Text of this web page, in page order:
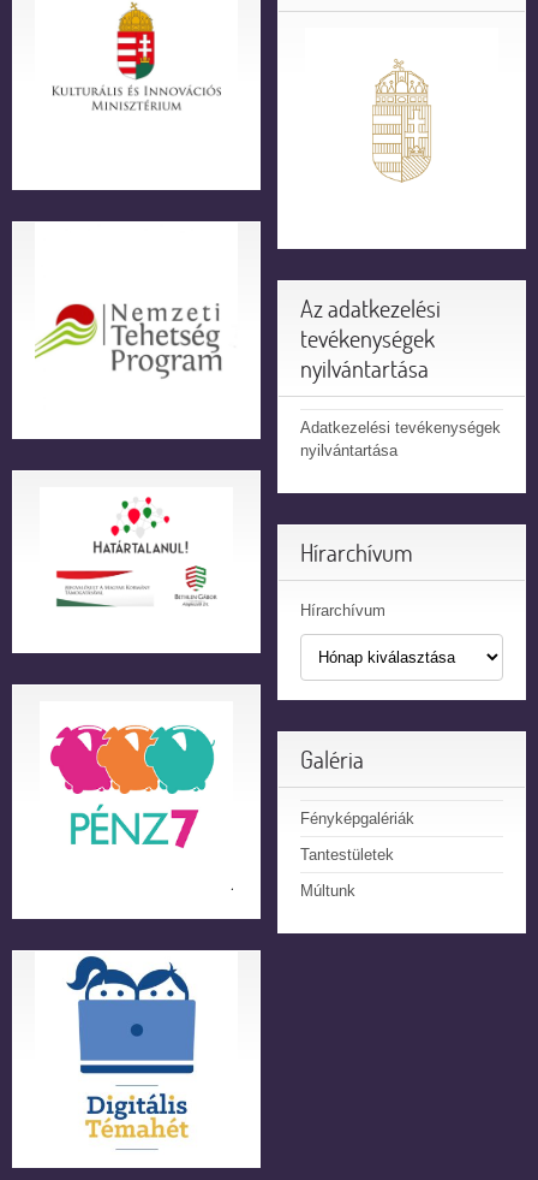
Az adatkezelési
tevékenységek
nyilvántartása
Adatkezelési tevékenységek
nyilvántartása
Hírarchívum
Hírarchívum
Galéria
Fényképgalériák
Tantestületek
Múltunk